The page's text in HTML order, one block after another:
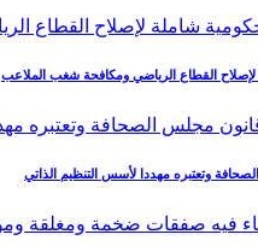
القطاع الرياضي ومكافحة شغب الملاعب
وتعتبره مهددا لأسس التنظيم الذاتي